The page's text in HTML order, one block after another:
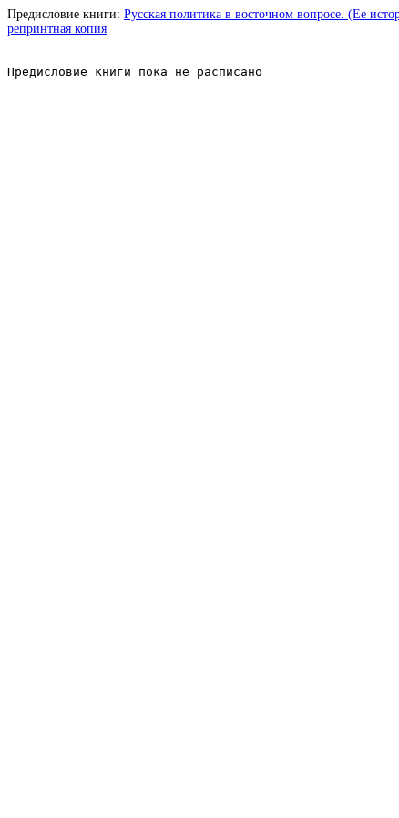
Предисловие книги: Русская политика в восточном вопросе. (Ее
репринтная копия
Предисловие книги пока не расписано